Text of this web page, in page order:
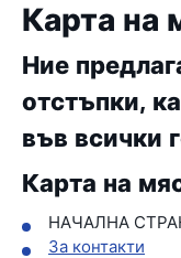
Карта на
Ние
отстъпки,
във всички
Карта на
НАЧАЛНА
За контакти